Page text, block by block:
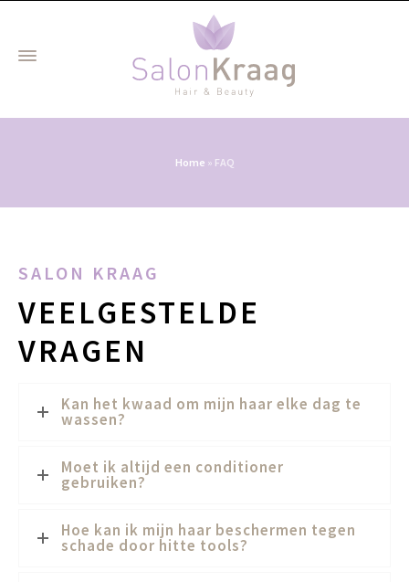
Home » FAQ
SALON KRAAG
VEELGESTELDE
VRAGEN
Kan het kwaad om mijn haar elke dag te
wassen?
Moet ik altijd een conditioner
gebruiken?
Hoe kan ik mijn haar beschermen tegen
schade door hitte tools?